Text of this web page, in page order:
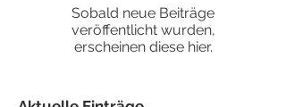
Sobald neue Beiträge
veröffentlicht wurden,
erscheinen diese hier.